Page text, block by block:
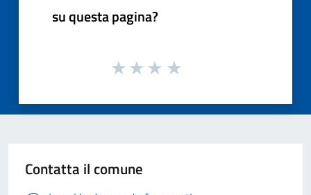
su questa pagina?
Contatta il comune